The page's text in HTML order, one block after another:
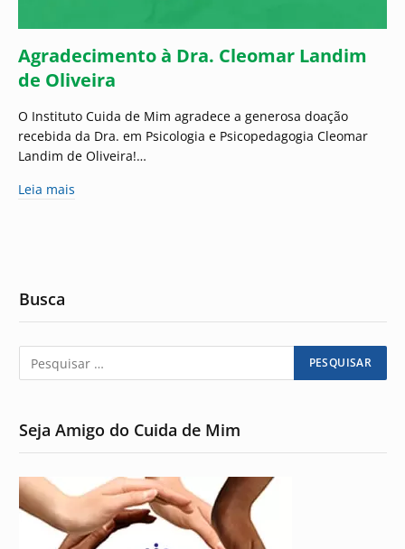
Agradecimento à Dra. Cleomar Landim
de Oliveira
O Instituto Cuida de Mim agradece a generosa doação
recebida da Dra. em Psicologia e Psicopedagogia Cleomar
Landim de Oliveira!…
Leia mais
Busca
Seja Amigo do Cuida de Mim